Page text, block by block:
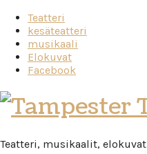
Teatteri
kesäteatteri
musikaali
Elokuvat
Facebook
Tampester
Teatro
Teatteri, musikaalit, elokuvat